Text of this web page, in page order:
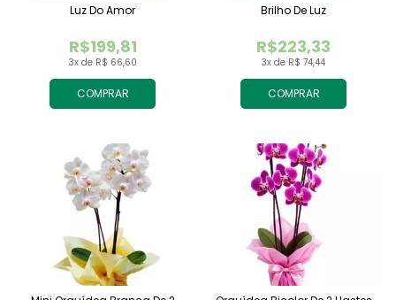
COMPRAR
3x de R$ 66,60
R$199,81
Luz Do Amor
COMPRAR
3x de R$ 74,44
R$223,33
Brilho De Luz